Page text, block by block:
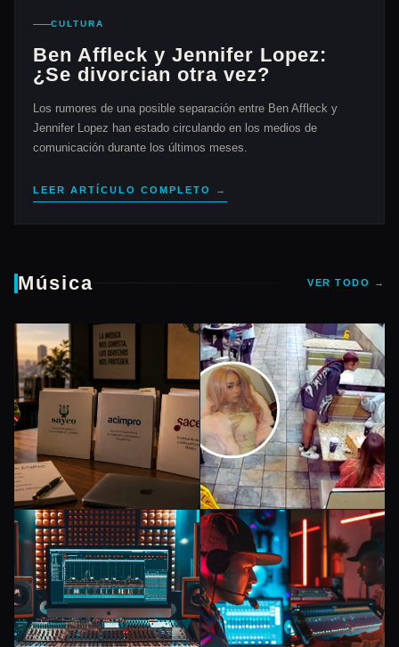
CULTURA
Ben Affleck y Jennifer Lopez:
¿Se divorcian otra vez?
Los rumores de una posible separación entre Ben Affleck y
Jennifer Lopez han estado circulando en los medios de
comunicación durante los últimos meses.
LEER ARTÍCULO COMPLETO →
Música VER TODO →
MUSICA
BMI vs ASCAP
artistas latinos:
guía completa
para elegir PRO
MUSICA
Ice Spice atacada
en McDonald’s:
video viral causa
polémica